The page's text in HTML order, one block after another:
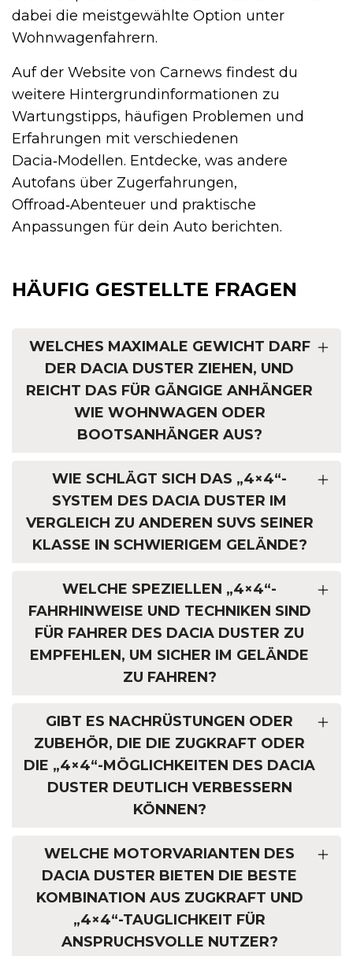
dabei die meistgewählte Option unter
Wohnwagenfahrern.
Auf der Website von Carnews findest du
weitere Hintergrundinformationen zu
Wartungstipps, häufigen Problemen und
Erfahrungen mit verschiedenen
Dacia‑Modellen. Entdecke, was andere
Autofans über Zugerfahrungen,
Offroad‑Abenteuer und praktische
Anpassungen für dein Auto berichten.
HÄUFIG GESTELLTE FRAGEN
WELCHES MAXIMALE GEWICHT DARF
DER DACIA DUSTER ZIEHEN, UND
REICHT DAS FÜR GÄNGIGE ANHÄNGER
WIE WOHNWAGEN ODER
BOOTSANHÄNGER AUS?
WIE SCHLÄGT SICH DAS „4×4“-
SYSTEM DES DACIA DUSTER IM
VERGLEICH ZU ANDEREN SUVS SEINER
KLASSE IN SCHWIERIGEM GELÄNDE?
WELCHE SPEZIELLEN „4×4“-
FAHRHINWEISE UND TECHNIKEN SIND
FÜR FAHRER DES DACIA DUSTER ZU
EMPFEHLEN, UM SICHER IM GELÄNDE
ZU FAHREN?
GIBT ES NACHRÜSTUNGEN ODER
ZUBEHÖR, DIE DIE ZUGKRAFT ODER
DIE „4×4“-MÖGLICHKEITEN DES DACIA
DUSTER DEUTLICH VERBESSERN
KÖNNEN?
WELCHE MOTORVARIANTEN DES
DACIA DUSTER BIETEN DIE BESTE
KOMBINATION AUS ZUGKRAFT UND
„4×4“-TAUGLICHKEIT FÜR
ANSPRUCHSVOLLE NUTZER?